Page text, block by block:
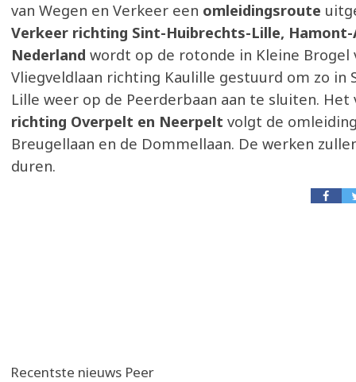
van Wegen en Verkeer een omleidingsroute
Verkeer richting Sint-Huibrechts-Lille, Hamont-
Nederland wordt op de rotonde in Kleine Brogel
Vliegveldlaan richting Kaulille gestuurd om zo in
Lille weer op de Peerderbaan aan te sluiten. Het
richting Overpelt en Neerpelt volgt de
Breugellaan en de Dommellaan. De werken
duren.
Recentste nieuws Peer